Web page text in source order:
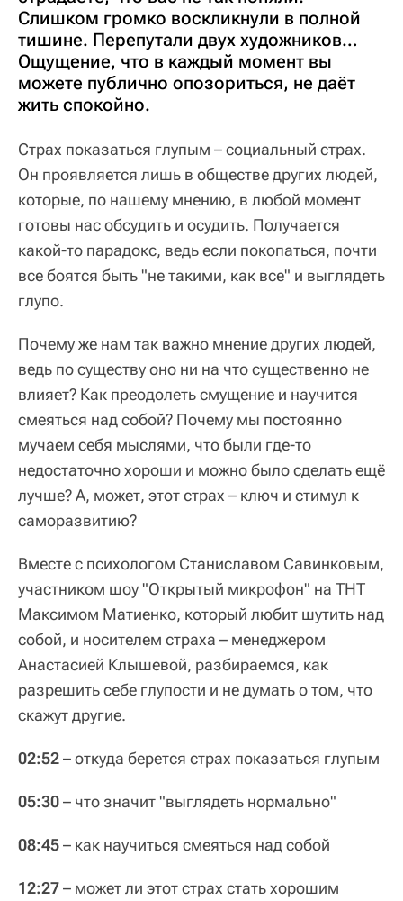
Слишком громко воскликнули в полной
тишине. Перепутали двух художников…
Ощущение, что в каждый момент вы
можете публично опозориться, не даёт
жить спокойно.
Страх показаться глупым – социальный страх.
Он проявляется лишь в обществе других людей,
которые, по нашему мнению, в любой момент
готовы нас обсудить и осудить. Получается
какой-то парадокс, ведь если покопаться, почти
все боятся быть "не такими, как все" и выглядеть
глупо.
Почему же нам так важно мнение других людей,
ведь по существу оно ни на что существенно не
влияет? Как преодолеть смущение и научится
смеяться над собой? Почему мы постоянно
мучаем себя мыслями, что были где-то
недостаточно хороши и можно было сделать ещё
лучше? А, может, этот страх – ключ и стимул к
саморазвитию?
Вместе с психологом Станиславом Савинковым,
участником шоу "Открытый микрофон" на ТНТ
Максимом Матиенко, который любит шутить над
собой, и носителем страха – менеджером
Анастасией Клышевой, разбираемся, как
разрешить себе глупости и не думать о том, что
скажут другие.
02:52– откуда берется страх показаться глупым
05:30– что значит "выглядеть нормально"
08:45– как научиться смеяться над собой
12:27– может ли этот страх стать хорошим